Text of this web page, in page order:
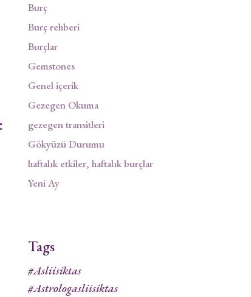
Burç
Burç rehberi
Burçlar
Gemstones
Genel içerik
Gezegen Okuma
gezegen transitleri
Gökyüzü Durumu
haftalık etkiler, haftalık burçlar
Yeni Ay
Tags
#asliisiktas
#astrologasliisiktas